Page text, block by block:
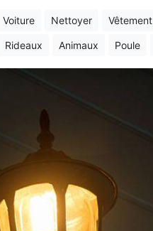
voiture nettoyer vêtement
rideaux animaux poule